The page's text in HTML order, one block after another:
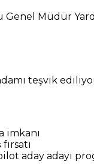
Müdür
teşvik
imkanı
aday adayı